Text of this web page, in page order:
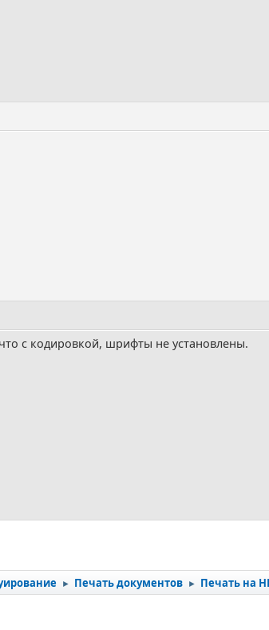
с кодировкой, шрифты не установлены.
► Печать документов ► Печать на